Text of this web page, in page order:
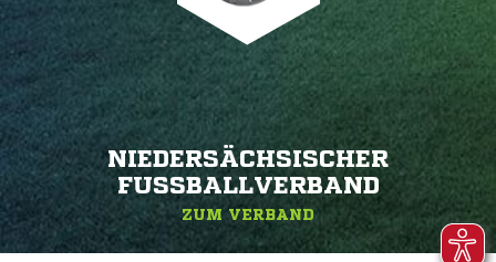
NIEDERSÄCHSISCHER
FUSSBALLVERBAND
ZUM VERBAND